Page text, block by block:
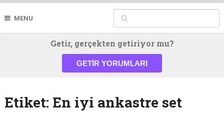
MENU
Getir, gerçekten getiriyor mu?
GETIR YORUMLARI
Etiket: En iyi ankastre set